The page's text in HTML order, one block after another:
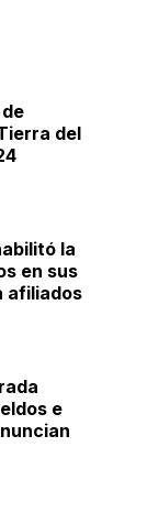
del
la
en sus
afiliados
e